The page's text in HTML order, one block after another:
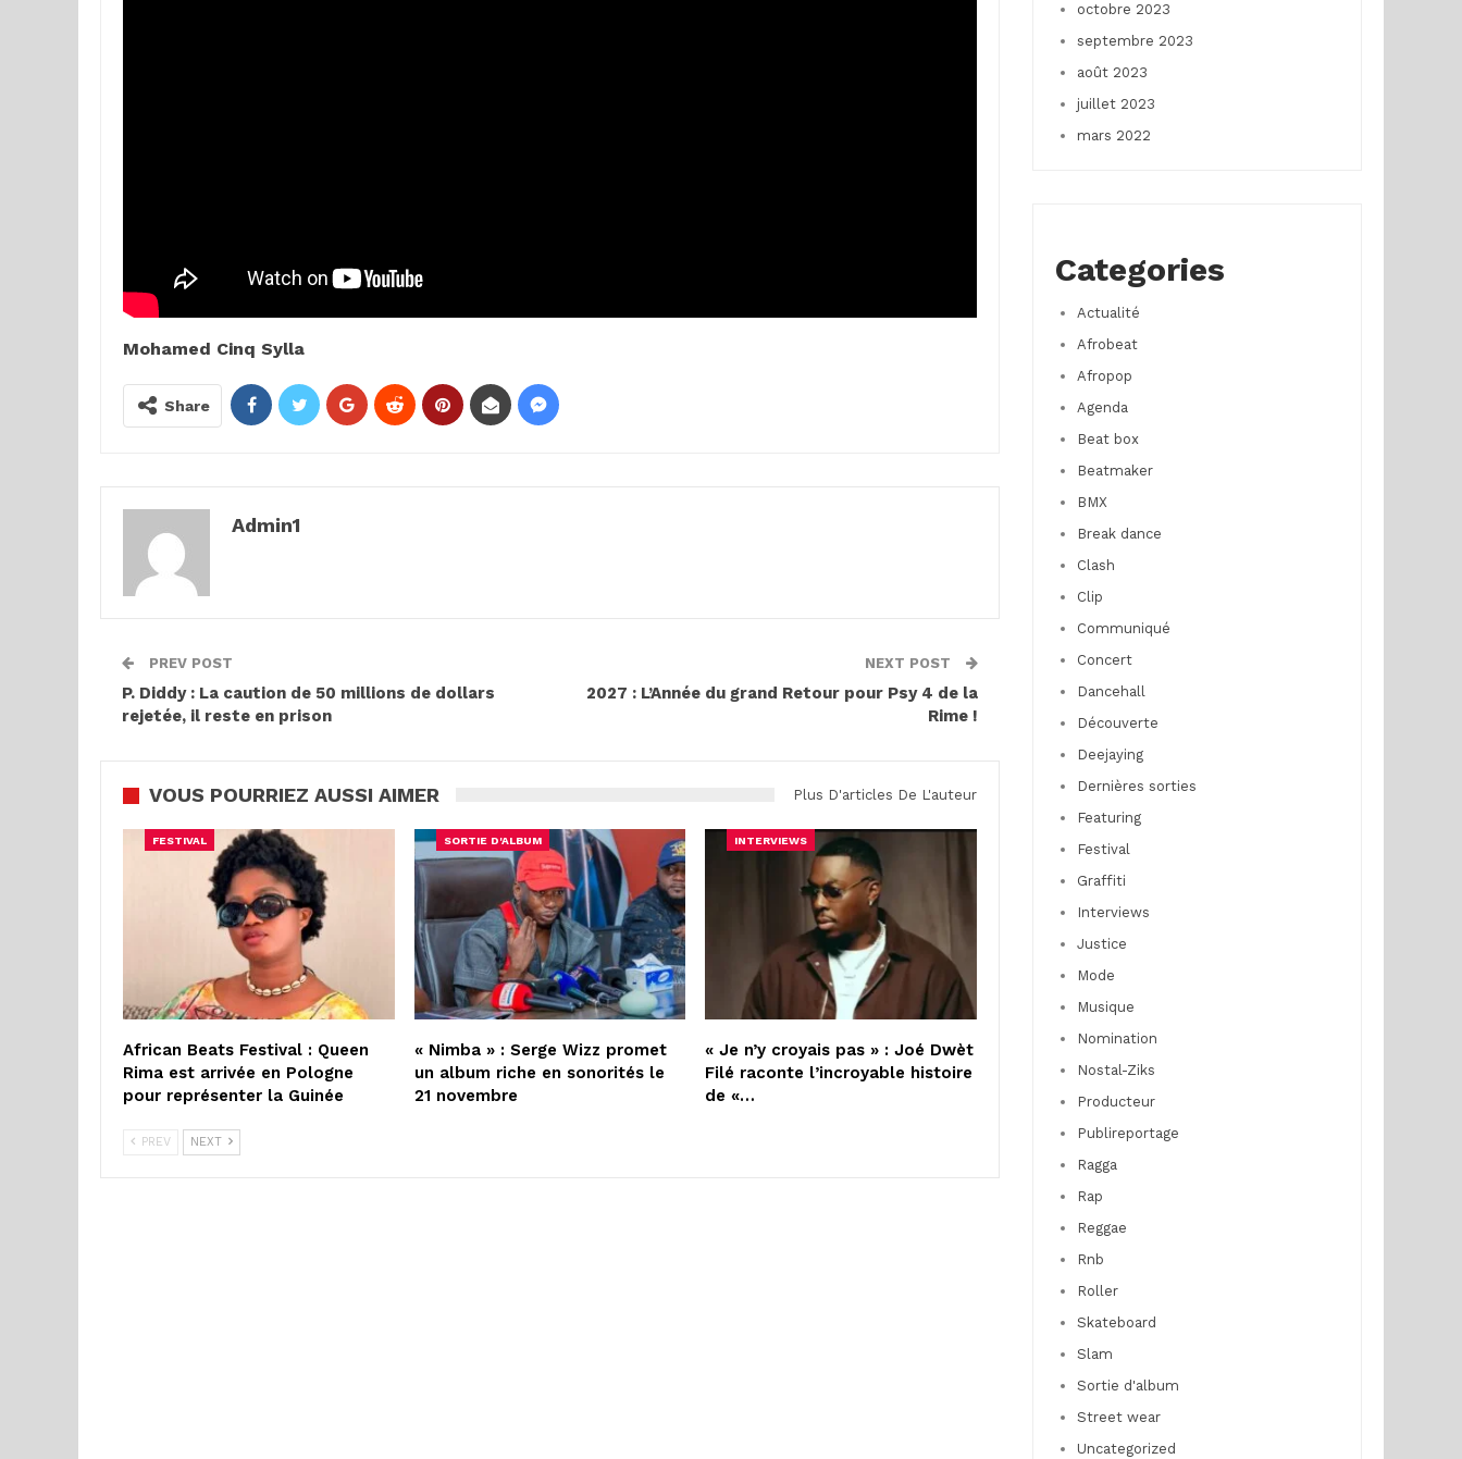
Mohamed Cinq Sylla
Share
Admin1
PREV POST
P. Diddy : La caution de 50 millions de dollars
rejetée, il reste en prison
NEXT POST
2027 : L’Année du grand Retour pour Psy 4 de la
Rime !
VOUS POURRIEZ AUSSI AIMER Plus D'articles De L'auteur
FESTIVAL
African Beats Festival : Queen
Rima est arrivée en Pologne
pour représenter la Guinée
SORTIE D'ALBUM
« Nimba » : Serge Wizz promet
un album riche en sonorités le
21 novembre
INTERVIEWS
« Je n’y croyais pas » : Joé Dwèt
Filé raconte l’incroyable histoire
de «…
PREV NEXT
octobre 2023
septembre 2023
août 2023
juillet 2023
mars 2022
Categories
Actualité
Afrobeat
Afropop
Agenda
Beat box
Beatmaker
BMX
Break dance
Clash
Clip
Communiqué
Concert
Dancehall
Découverte
Deejaying
Dernières sorties
Featuring
Festival
Graffiti
Interviews
Justice
Mode
Musique
Nomination
Nostal-Ziks
Producteur
Publireportage
Ragga
Rap
Reggae
Rnb
Roller
Skateboard
Slam
Sortie d'album
Street wear
Uncategorized